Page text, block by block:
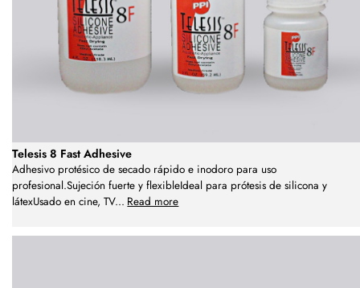
Telesis 8 Fast Adhesive
Adhesivo protésico de secado rápido e inodoro para uso
profesional.Sujeción fuerte y flexibleIdeal para prótesis de silicona y
látexUsado en cine, TV... Read more